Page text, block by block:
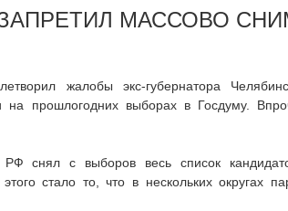
МАССОВО
жалобы экс-губернатора
на прошлогодних выборах в Госдуму.
снял с выборов весь список
стало то, что в нескольких округах